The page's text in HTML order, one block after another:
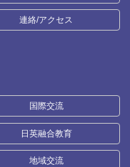
連絡/アクセス
国際交流
日英融合教育
地域交流